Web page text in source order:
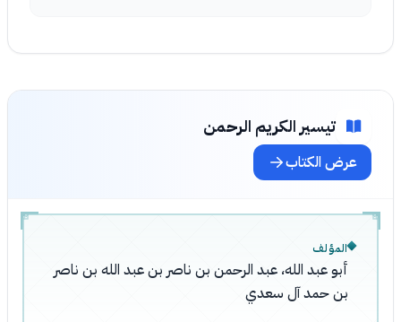
تيسير الكريم الرحمن
عرض الكتاب
المؤلف
أبو عبد الله، عبد الرحمن بن ناصر بن عبد الله بن ناصر
بن حمد آل سعدي